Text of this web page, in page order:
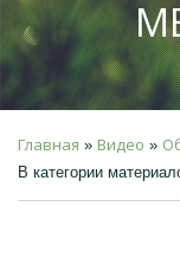
Главная » Видео »
В категории